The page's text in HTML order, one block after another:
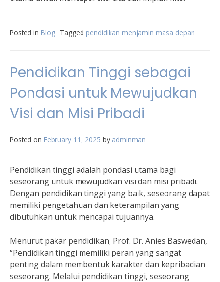
Posted in Blog Tagged pendidikan menjamin masa depan
Pendidikan Tinggi sebagai
Pondasi untuk Mewujudkan
Visi dan Misi Pribadi
Posted on February 11, 2025 by adminman
Pendidikan tinggi adalah pondasi utama bagi
seseorang untuk mewujudkan visi dan misi pribadi.
Dengan pendidikan tinggi yang baik, seseorang dapat
memiliki pengetahuan dan keterampilan yang
dibutuhkan untuk mencapai tujuannya.
Menurut pakar pendidikan, Prof. Dr. Anies Baswedan,
“Pendidikan tinggi memiliki peran yang sangat
penting dalam membentuk karakter dan kepribadian
seseorang. Melalui pendidikan tinggi, seseorang